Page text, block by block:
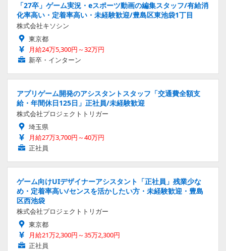
「27卒」ゲーム実況・eスポーツ動画の編集スタッフ/有給消
化率高い・定着率高い・未経験歓迎/豊島区東池袋1丁目
株式会社キソシン
東京都
月給24万5,300円～32万円
新卒・インターン
アプリゲーム開発のアシスタントスタッフ「交通費全額支
給・年間休日125日」正社員/未経験歓迎
株式会社プロジェクトトリガー
埼玉県
月給27万3,700円～40万円
正社員
ゲーム向けUIデザイナーアシスタント「正社員」残業少な
め・定着率高い/センスを活かしたい方・未経験歓迎・豊島
区西池袋
株式会社プロジェクトトリガー
東京都
月給21万2,300円～35万2,300円
正社員